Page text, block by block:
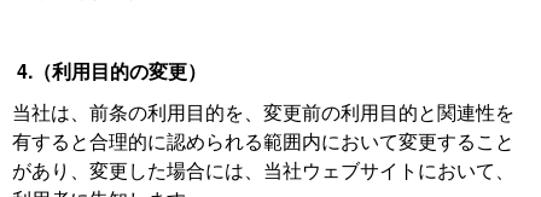
4.（利用目的の変更）
当社は、前条の利用目的を、変更前の利用目的と関連性を
有すると合理的に認められる範囲内において変更すること
があり、変更した場合には、当社ウェブサイトにおいて、